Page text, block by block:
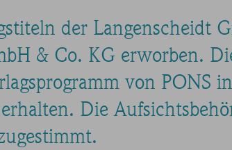
der Langenscheidt
& Co. KG erworben.
von PONS
Die